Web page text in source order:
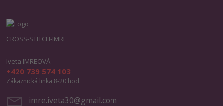
CROSS-STITCH-IMRE
Iveta IMREOVÁ
+420 739 574 103
Zákaznická linka 8-20 hod.
imre.iveta30@gmail.com